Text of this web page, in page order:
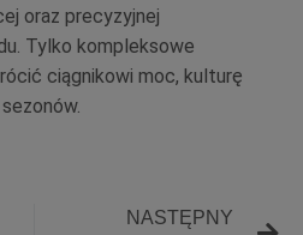
oraz precyzyjnej
Tylko kompleksowe
ciągnikowi moc, kulturę
NASTĘPNY